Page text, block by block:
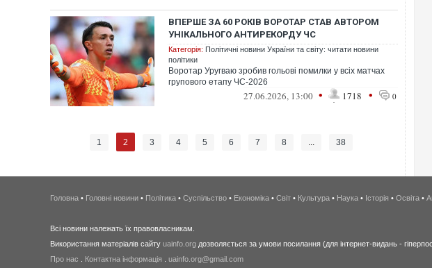
ВПЕРШЕ ЗА 60 РОКІВ ВОРОТАР СТАВ АВТОРОМ
УНІКАЛЬНОГО АНТИРЕКОРДУ ЧС
Категорія: Політичні новини України та світу: читати новини
політики
Воротар Уругваю зробив гольові помилки у всіх матчах
групового етапу ЧС-2026
27.06.2026, 13:00 • 1718 • 0
1 2 3 4 5 6 7 8 ... 38
Головна • Головні новини • Політика • Суспільство • Економіка • Світ • Культура • Наука • Історія • Освіта •
Всі новини належать їх правовласникам.
Використання матеріалів сайту uainfo.org дозволяється за умови посилання (для інтернет-видань -
Про нас
Контактна інформація uainfo.org@gmail.com